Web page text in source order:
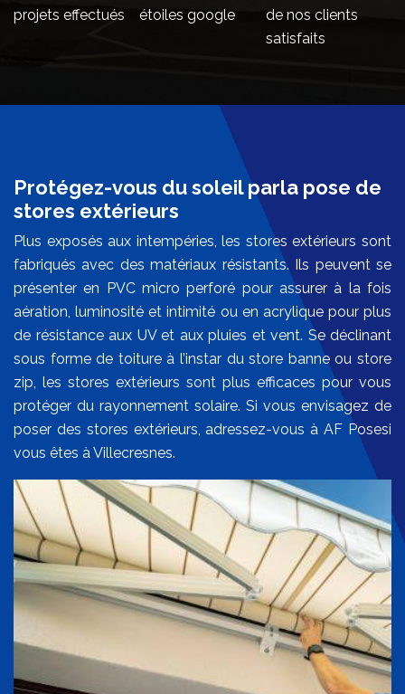
projets effectués étoiles google
de nos clients
satisfaits
Protégez-vous du soleil parla pose de
stores extérieurs
Plus exposés aux intempéries, les stores extérieurs sont
fabriqués avec des matériaux résistants. Ils peuvent se
présenter en PVC micro perforé pour assurer à la fois
aération, luminosité et intimité ou en acrylique pour plus
de résistance aux UV et aux pluies et vent. Se déclinant
sous forme de toiture à l’instar du store banne ou store
zip, les stores extérieurs sont plus efficaces pour vous
protéger du rayonnement solaire. Si vous envisagez de
poser des stores extérieurs, adressez-vous à AF Posesi
vous êtes à Villecresnes.